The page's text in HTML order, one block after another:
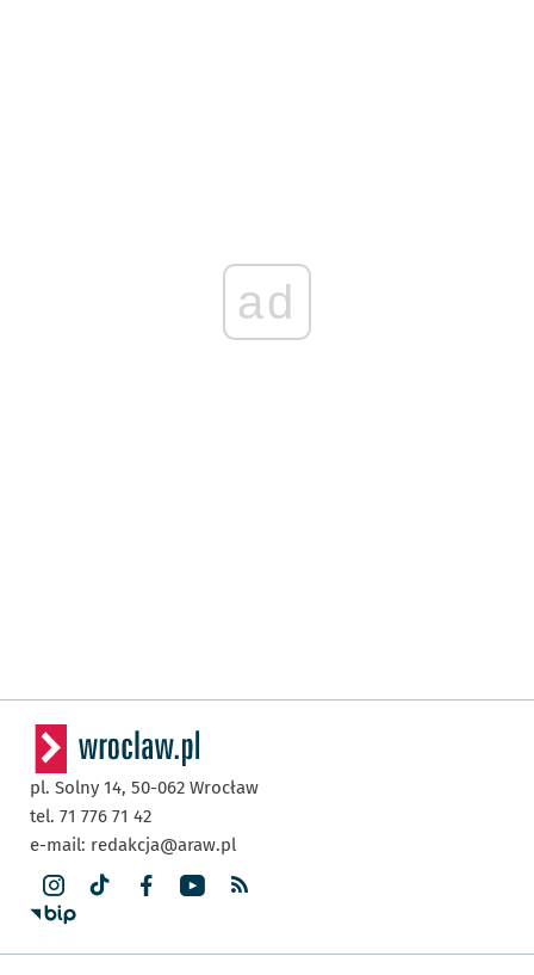
ad
pl. Solny 14, 50-062 Wrocław
tel. 71 776 71 42
e-mail: redakcja@araw.pl